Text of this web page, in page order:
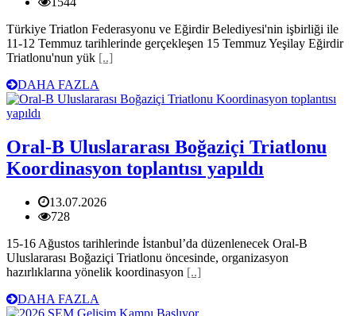
Türkiye Triatlon Federasyonu ve Eğirdir Belediyesi'nin işbirliği ile
11-12 Temmuz tarihlerinde gerçekleşen 15 Temmuz Yeşilay Eğirdir
Triatlonu'nun yük [..]
DAHA FAZLA
Oral-B Uluslararası Boğaziçi Triatlonu
Koordinasyon toplantısı yapıldı
13.07.2026
728
15-16 Ağustos tarihlerinde İstanbul’da düzenlenecek Oral-B
Uluslararası Boğaziçi Triatlonu öncesinde, organizasyon
hazırlıklarına yönelik koordinasyon [..]
DAHA FAZLA